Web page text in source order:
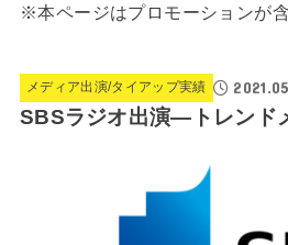
※本ページはプロモーションが
メディア出演/タイアップ実績
SBSラジオ出演―トレンド